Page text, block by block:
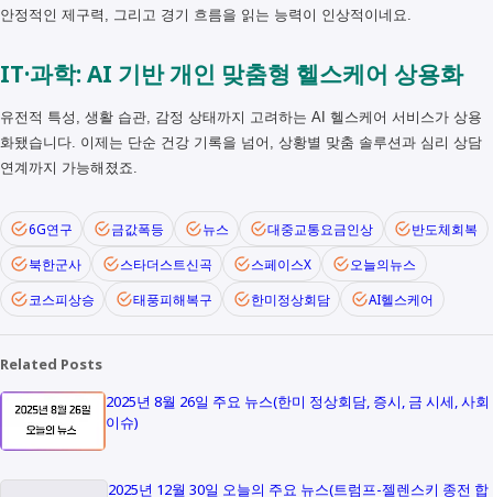
안정적인 제구력, 그리고 경기 흐름을 읽는 능력이 인상적이네요.
IT·과학: AI 기반 개인 맞춤형 헬스케어 상용화
유전적 특성, 생활 습관, 감정 상태까지 고려하는 AI 헬스케어 서비스가 상용
화됐습니다. 이제는 단순 건강 기록을 넘어, 상황별 맞춤 솔루션과 심리 상담
연계까지 가능해졌죠.
6G연구 금값폭등 뉴스 대중교통요금인상
반도체회복
북한군사
스타더스트신곡 스페이스X
오늘의뉴스
코스피상승
태풍피해복구 한미정상회담 AI헬스케어
Related Posts
2025년 8월 26일 주요 뉴스(한미 정상회담, 증시, 금 시세, 사회
이슈)
2025년 12월 30일 오늘의 주요 뉴스(트럼프-젤렌스키 종전 합